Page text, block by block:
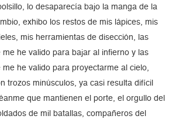
lo desaparecía bajo la manga de la
exhibo los restos de mis lápices, mis
mis herramientas de disección, las
me he valido para bajar al infierno y las
me he valido para proyectarme al cielo,
trozos minúsculos, ya casi resulta difícil
que mantienen el porte, el orgullo del
de mil batallas, compañeros del